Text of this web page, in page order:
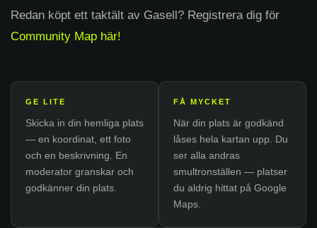
Redan köpt ett taktält av Gasell? Registrera dig för
Community Map här!
GE LITE
Skicka in din hemliga plats
— en koordinat, ett foto
och en beskrivning. En
moderator granskar och
godkänner din plats.
FÅ MYCKET
När din plats är godkänd
låses hela kartan upp. Du
ser alla andras
smultronställen — platser
du aldrig hittat på Google
Maps.